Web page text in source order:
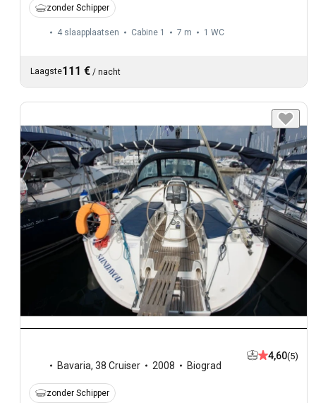
zonder Schipper
4 slaapplaatsen Cabine 1 7 m 1 WC
Laagste111 € / nacht
Bavaria, 38 Cruiser 2008 Biograd
4,60(5)
zonder Schipper